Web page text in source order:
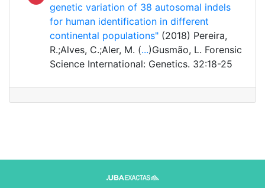
genetic variation of 38 autosomal indels
for human identification in different
continental populations" (2018) Pereira,
R.;Alves, C.;Aler, M. (...)Gusmão, L. Forensic
Science International: Genetics. 32:18-25